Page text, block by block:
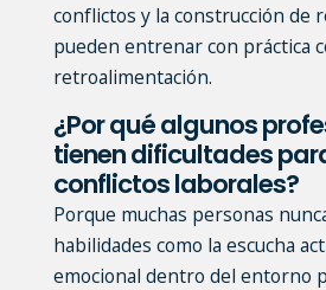
conflictos y la construcción de
pueden entrenar con práctica
retroalimentación.
¿Por qué algunos
tienen dificultades
conflictos laborales?
Porque muchas personas
habilidades como la escucha
emocional dentro del entorno